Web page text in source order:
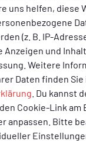
uns helfen, diese
(z. B. IP-
Anzeigen und
Weitere
Daten finden
. Du kannst
Cookie-Link am
anpassen. Bitte